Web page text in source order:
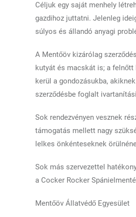
Céljuk egy saját menhely
gazdihoz juttatni. Jelenleg
súlyos és állandó anyagi
A Mentőöv kizárólag
kutyát és macskát is; a felnőtt
kerül a gondozásukba,
szerződésbe foglalt
Sok rendezvényen vesznek
támogatás mellett nagy
lelkes önkénteseknek
Sok más szervezettel
a Cocker Rocker
Mentőöv Állatvédő Egyesület